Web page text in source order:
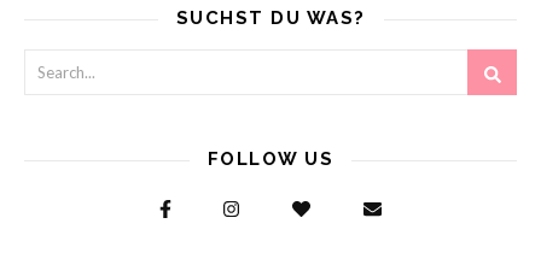
SUCHST DU WAS?
FOLLOW US